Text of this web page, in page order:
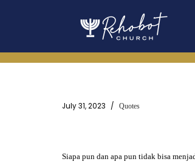
July 31, 2023 Quotes
Siapa pun dan apa pun tidak bisa